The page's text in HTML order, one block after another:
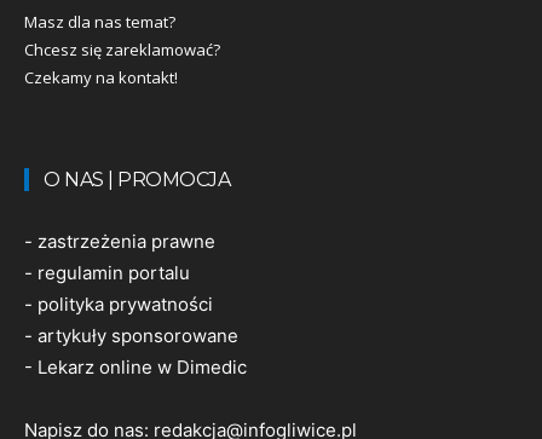
Masz dla nas temat?
Chcesz się zareklamować?
Czekamy na kontakt!
O NAS | PROMOCJA
- zastrzeżenia prawne
- regulamin portalu
- polityka prywatności
- artykuły sponsorowane
- Lekarz online w Dimedic
Napisz do nas: redakcja@infogliwice.pl